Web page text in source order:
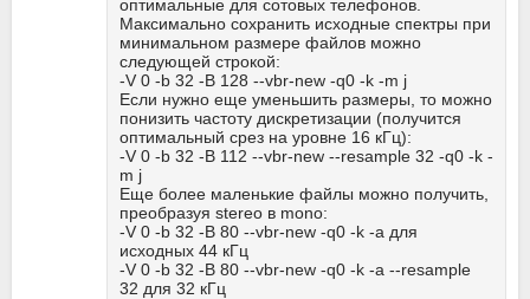
оптимальные для сотовых телефонов.
Максимально сохранить исходные спектры при
минимальном размере файлов можно
следующей строкой:
-V 0 -b 32 -B 128 --vbr-new -q0 -k -m j
Если нужно еще уменьшить размеры, то можно
понизить частоту дискретизации (получится
оптимальный срез на уровне 16 кГц):
-V 0 -b 32 -B 112 --vbr-new --resample 32 -q0 -k -
m j
Еще более маленькие файлы можно получить,
преобразуя stereo в mono:
-V 0 -b 32 -B 80 --vbr-new -q0 -k -a для
исходных 44 кГц
-V 0 -b 32 -B 80 --vbr-new -q0 -k -a --resample
32 для 32 кГц